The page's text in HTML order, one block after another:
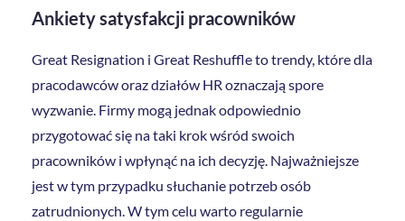
Ankiety satysfakcji pracowników
Great Resignation i Great Reshuffle to trendy, które dla
pracodawców oraz działów HR oznaczają spore
wyzwanie. Firmy mogą jednak odpowiednio
przygotować się na taki krok wśród swoich
pracowników i wpłynąć na ich decyzję. Najważniejsze
jest w tym przypadku słuchanie potrzeb osób
zatrudnionych. W tym celu warto regularnie